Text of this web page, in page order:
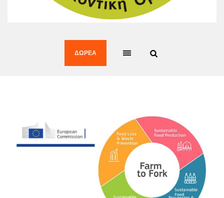
ΔΩΡΕΆ